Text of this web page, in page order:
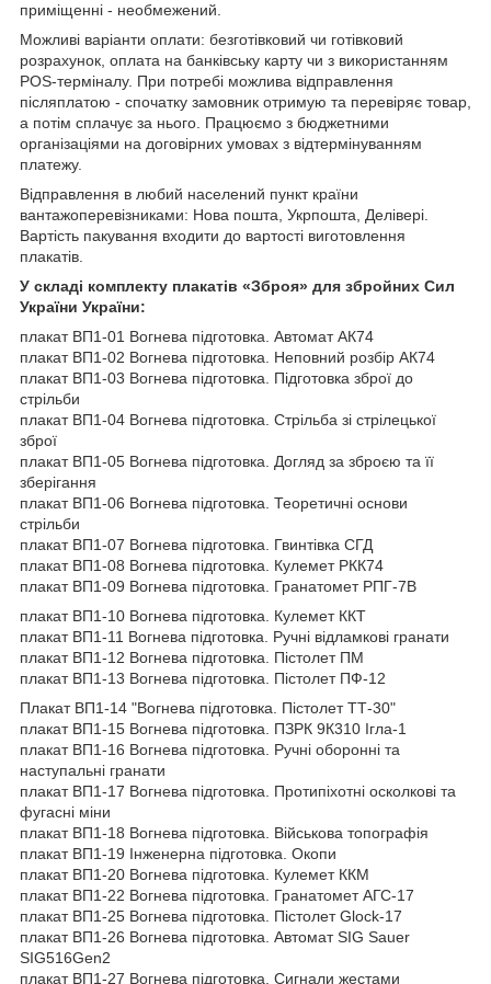
приміщенні - необмежений.
Можливі варіанти оплати: безготівковий чи готівковий
розрахунок, оплата на банківську карту чи з використанням
POS-терміналу. При потребі можлива відправлення
післяплатою - спочатку замовник отримую та перевіряє товар,
а потім сплачує за нього. Працюємо з бюджетними
організаціями на договірних умовах з відтермінуванням
платежу.
Відправлення в любий населений пункт країни
вантажоперевізниками: Нова пошта, Укрпошта, Делівері.
Вартість пакування входити до вартості виготовлення
плакатів.
У складі комплекту плакатів «Зброя» для збройних Сил
України України:
плакат ВП1-01 Вогнева підготовка. Автомат АК74
плакат ВП1-02 Вогнева підготовка. Неповний розбір АК74
плакат ВП1-03 Вогнева підготовка. Підготовка зброї до
стрільби
плакат ВП1-04 Вогнева підготовка. Стрільба зі стрілецької
зброї
плакат ВП1-05 Вогнева підготовка. Догляд за зброєю та її
зберігання
плакат ВП1-06 Вогнева підготовка. Теоретичні основи
стрільби
плакат ВП1-07 Вогнева підготовка. Гвинтівка СГД
плакат ВП1-08 Вогнева підготовка. Кулемет РКК74
плакат ВП1-09 Вогнева підготовка. Гранатомет РПГ-7В
плакат ВП1-10 Вогнева підготовка. Кулемет ККТ
плакат ВП1-11 Вогнева підготовка. Ручні відламкові гранати
плакат ВП1-12 Вогнева підготовка. Пістолет ПМ
плакат ВП1-13 Вогнева підготовка. Пістолет ПФ-12
Плакат ВП1-14 "Вогнева підготовка. Пістолет ТТ-30"
плакат ВП1-15 Вогнева підготовка. ПЗРК 9К310 Ігла-1
плакат ВП1-16 Вогнева підготовка. Ручні оборонні та
наступальні гранати
плакат ВП1-17 Вогнева підготовка. Протипіхотні осколкові та
фугасні міни
плакат ВП1-18 Вогнева підготовка. Військова топографія
плакат ВП1-19 Інженерна підготовка. Окопи
плакат ВП1-20 Вогнева підготовка. Кулемет ККМ
плакат ВП1-22 Вогнева підготовка. Гранатомет АГС-17
плакат ВП1-25 Вогнева підготовка. Пістолет Glock-17
плакат ВП1-26 Вогнева підготовка. Автомат SIG Sauer
SIG516Gen2
плакат ВП1-27 Вогнева підготовка. Сигнали жестами